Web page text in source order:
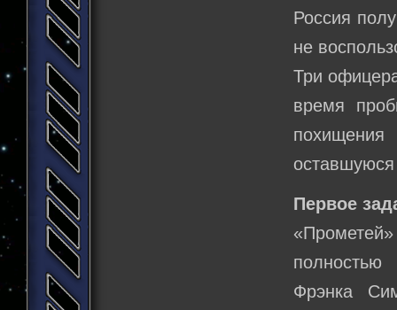
Россия
не
Три
время
Первое
Фрэнка